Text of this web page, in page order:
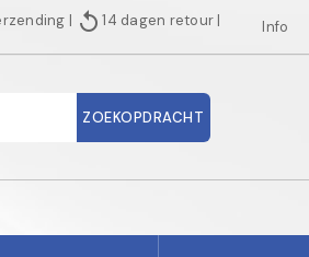
| replay14 dagen retour | Info
ZOEKOPDRACHT